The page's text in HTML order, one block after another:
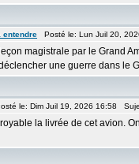
entendre Posté le: Lun Juil 20,
magistrale par le Grand
une guerre dans le
le: Dim Juil 19, 2026 16:58
la livrée de cet avion.